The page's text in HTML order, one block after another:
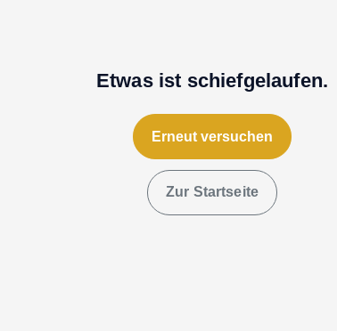
Etwas ist schiefgelaufen.
Erneut versuchen
Zur Startseite